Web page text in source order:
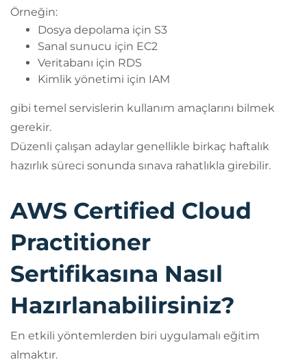
Örneğin:
Dosya depolama için S3
Sanal sunucu için EC2
Veritabanı için RDS
Kimlik yönetimi için IAM
gibi temel servislerin kullanım amaçlarını bilmek
gerekir.
Düzenli çalışan adaylar genellikle birkaç haftalık
hazırlık süreci sonunda sınava rahatlıkla girebilir.
AWS Certified Cloud
Practitioner
Sertifikasına Nasıl
Hazırlanabilirsiniz?
En etkili yöntemlerden biri uygulamalı eğitim
almaktır.